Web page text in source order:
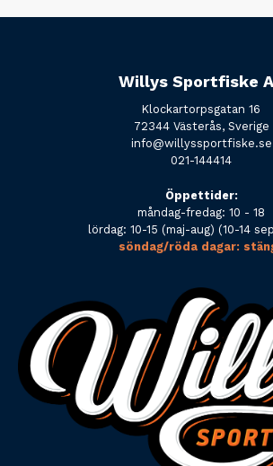
Willys Sportfiske
Klockartorpsgatan 16
72344 Västerås, Sverige
info@willyssportfiske.se
021-144414
Öppettider:
måndag-fredag: 10 - 18
lördag: 10-15 (maj-aug) (10-14
söndag/röda dagar: